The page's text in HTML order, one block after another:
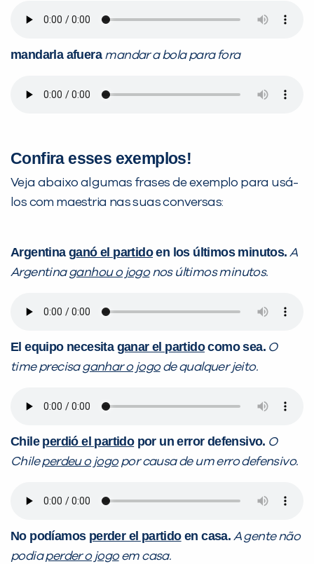
mandarla afuera mandar a bola para fora
Confira esses exemplos!
Veja abaixo algumas frases de exemplo para usá-
los com maestria nas suas conversas:
Argentinaganó el partidoen los últimos minutos. A
Argentinaganhou o jogonos últimos minutos.
El equipo necesita ganar el partidocomo sea. O
time precisaganhar o jogode qualquer jeito.
Chile perdió el partidopor un error defensivo. O
Chileperdeu o jogopor causa de um erro defensivo.
No podíamos perder el partidoen casa. A gente não
podiaperder o jogoem casa.